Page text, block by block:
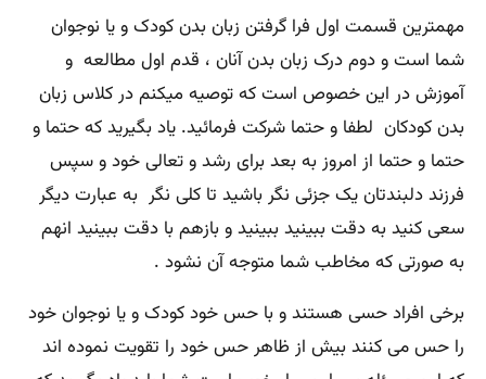
مهمترین قسمت اول فرا گرفتن زبان بدن کودک و یا نوجوان
شما است و دوم درک زبان بدن آنان ، قدم اول مطالعه و
آموزش در این خصوص است که توصیه میکنم در کلاس زبان
بدن کودکان لطفا و حتما شرکت فرمائید. یاد بگیرید که حتما و
حتما و حتما از امروز به بعد برای رشد و تعالی خود و سپس
فرزند دلبندتان یک جزئی نگر باشید تا کلی نگر به عبارت دیگر
سعی کنید به دقت ببینید ببینید و بازهم با دقت ببینید انهم
به صورتی که مخاطب شما متوجه آن نشود .
برخی افراد حسی هستند و با حس خود کودک و یا نوجوان خود
را حس می کنند بیش از ظاهر حس خود را تقویت نموده اند